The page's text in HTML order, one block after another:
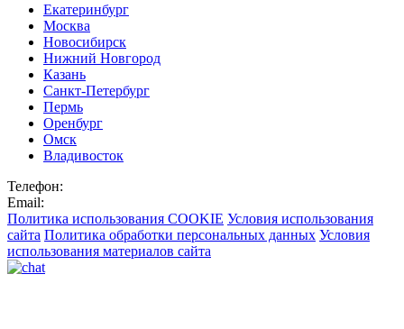
Екатеринбург
Москва
Новосибирск
Нижний Новгород
Казань
Санкт-Петербург
Пермь
Оренбург
Омск
Владивосток
Телефон:
Email:
Политика использования COOKIE Условия использования
сайта Политика обработки персональных данных Условия
использования материалов сайта